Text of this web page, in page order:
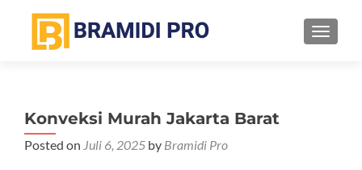
Konveksi Murah Jakarta Barat
Posted on Juli 6, 2025 by Bramidi Pro